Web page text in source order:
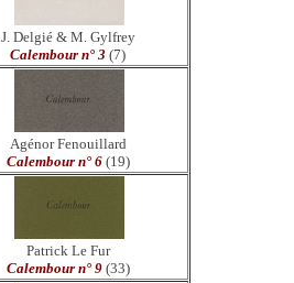
J. Delgié & M. Gylfrey
Calembour n° 3 (7)
Agénor Fenouillard
Calembour n° 6 (19)
Patrick Le Fur
Calembour n° 9 (33)